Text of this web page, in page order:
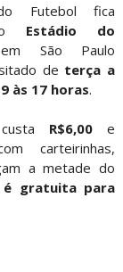
Futebol fica
Estádio do
em São Paulo
de terça a
às 17 horas.
R$6,00 e
carteirinhas,
a metade do
gratuita para